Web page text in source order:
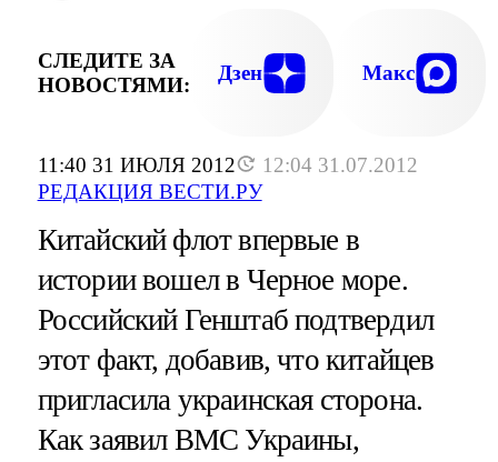
11:40 31 ИЮЛЯ 2012
12:04 31.07.2012
РЕДАКЦИЯ ВЕСТИ.РУ
СЛЕДИТЕ ЗА
НОВОСТЯМИ:
Дзен Макс
Китайский флот впервые в
истории вошел в Черное море.
Российский Генштаб подтвердил
этот факт, добавив, что китайцев
пригласила украинская сторона.
Как заявил ВМС Украины,